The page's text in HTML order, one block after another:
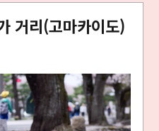
거리(고마카이도)